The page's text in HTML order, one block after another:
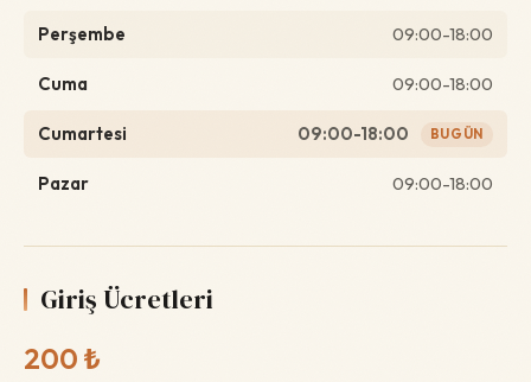
Perşembe 09:00-18:00
Cuma 09:00-18:00
Cumartesi 09:00-18:00 BUGÜN
Pazar 09:00-18:00
Giriş Ücretleri
200 ₺